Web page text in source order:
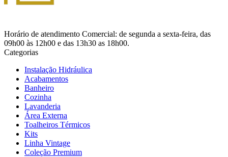
Horário de atendimento Comercial: de segunda a sexta-feira, das
09h00 às 12h00 e das 13h30 as 18h00.
Categorias
Instalação Hidráulica
Acabamentos
Banheiro
Cozinha
Lavanderia
Área Externa
Toalheiros Térmicos
Kits
Linha Vintage
Coleção Premium